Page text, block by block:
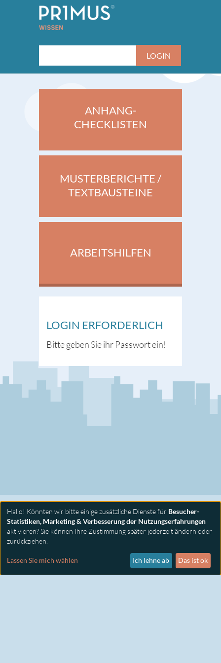
ANHANG-
CHECKLISTEN
MUSTERBERICHTE /
TEXTBAUSTEINE
ARBEITSHILFEN
LOGIN ERFORDERLICH
Bitte geben Sie ihr Passwort ein!
KONTAKT
Hallo! Könnten wir bitte einige zusätzliche Dienste für Besucher-
Statistiken, Marketing & Verbesserung der Nutzungserfahrungen
aktivieren? Sie können Ihre Zustimmung später jederzeit ändern oder
zurückziehen.
Lassen Sie mich wählen Ich lehne ab Das ist ok